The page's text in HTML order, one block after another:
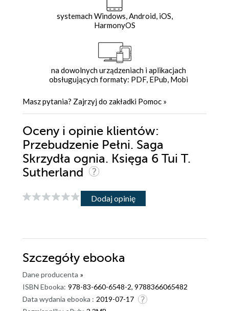
systemach Windows, Android, iOS,
HarmonyOS
na dowolnych urządzeniach i aplikacjach
obsługujących formaty: PDF, EPub, Mobi
Masz pytania? Zajrzyj do zakładki Pomoc »
Oceny i opinie klientów:
Przebudzenie Pełni. Saga
Skrzydła ognia. Księga 6 Tui T.
Sutherland
Dodaj opinię
Szczegóły ebooka
Dane producenta »
ISBN Ebooka: 978-83-660-6548-2, 9788366065482
Data wydania ebooka : 2019-07-17